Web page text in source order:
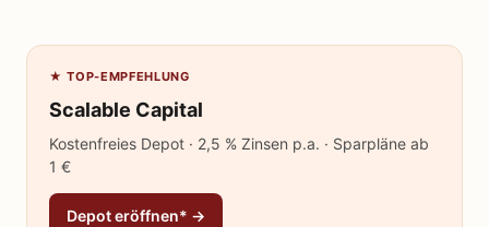
★ TOP-EMPFEHLUNG
Scalable Capital
Kostenfreies Depot · 2,5 % Zinsen p.a. · Sparpläne ab
1 €
Depot eröffnen* →